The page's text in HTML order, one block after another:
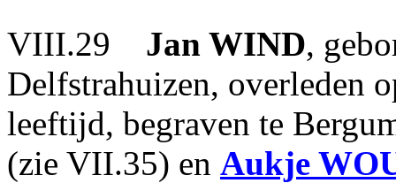
VIII.29 Jan WIND,
Delfstrahuizen, overleden
leeftijd, begraven te
(zie VII.35) en Aukje